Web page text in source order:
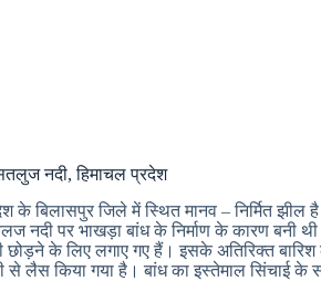
नदी, हिमाचल प्रदेश
के बिलासपुर जिले में स्थित मानव – निर्मित
नदी पर भाखड़ा बांध के निर्माण के कारण बनी थी।
छोड़ने के लिए लगाए गए हैं। इसके अतिरिक्त बारिश
से लैस किया गया है। बांध का इस्तेमाल सिंचाई के